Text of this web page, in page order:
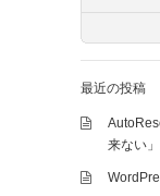
最近の投稿
来ない